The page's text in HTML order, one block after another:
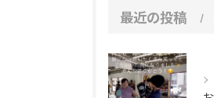
最近の投稿